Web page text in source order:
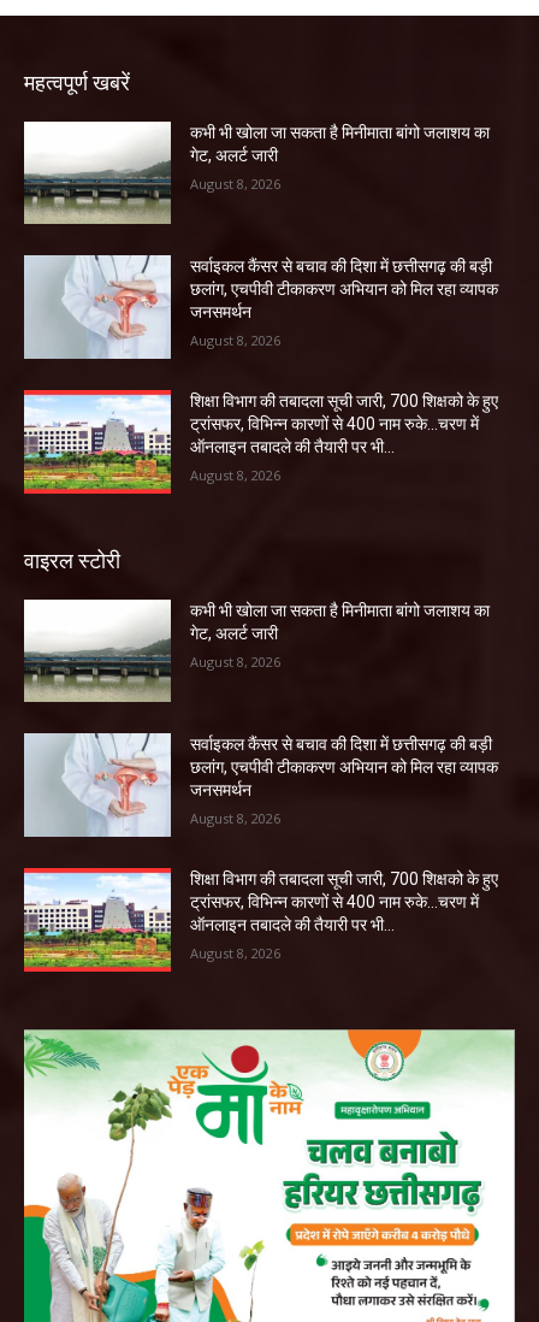
महत्वपूर्ण खबरें
कभी भी खोला जा सकता है मिनीमाता बांगो जलाशय का
गेट, अलर्ट जारी
August 8, 2026
सर्वाइकल कैंसर से बचाव की दिशा में छत्तीसगढ़ की बड़ी
छलांग, एचपीवी टीकाकरण अभियान को मिल रहा व्यापक
जनसमर्थन
August 8, 2026
शिक्षा विभाग की तबादला सूची जारी, 700 शिक्षको के हुए
ट्रांसफर, विभिन्न कारणों से 400 नाम रुके…चरण में
ऑनलाइन तबादले की तैयारी पर भी...
August 8, 2026
वाइरल स्टोरी
कभी भी खोला जा सकता है मिनीमाता बांगो जलाशय का
गेट, अलर्ट जारी
August 8, 2026
सर्वाइकल कैंसर से बचाव की दिशा में छत्तीसगढ़ की बड़ी
छलांग, एचपीवी टीकाकरण अभियान को मिल रहा व्यापक
जनसमर्थन
August 8, 2026
शिक्षा विभाग की तबादला सूची जारी, 700 शिक्षको के हुए
ट्रांसफर, विभिन्न कारणों से 400 नाम रुके…चरण में
ऑनलाइन तबादले की तैयारी पर भी...
August 8, 2026